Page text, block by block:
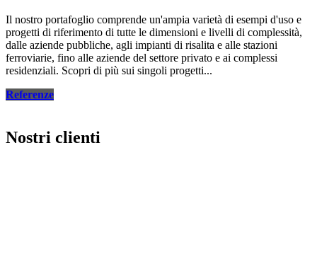
Il nostro portafoglio comprende un'ampia varietà di esempi d'uso e
progetti di riferimento di tutte le dimensioni e livelli di complessità,
dalle aziende pubbliche, agli impianti di risalita e alle stazioni
ferroviarie, fino alle aziende del settore privato e ai complessi
residenziali. Scopri di più sui singoli progetti...
Referenze
Nostri clienti